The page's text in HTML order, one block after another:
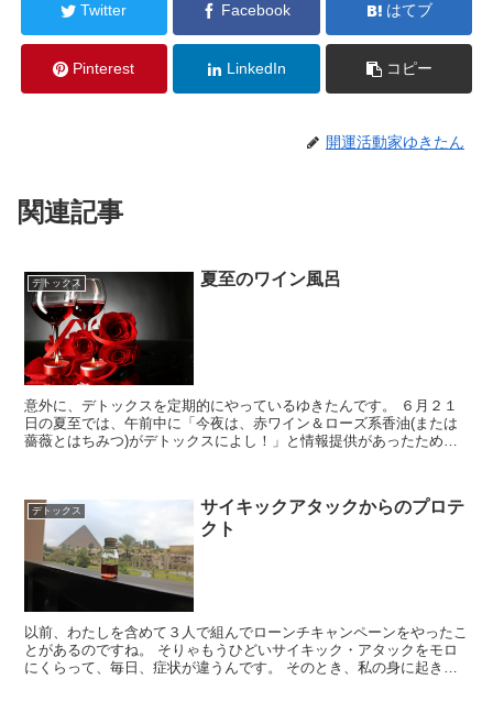
Twitter Facebook はてブ
Pinterest LinkedIn コピー
開運活動家ゆきたん
関連記事
デトックス 夏至のワイン風呂
意外に、デトックスを定期的にやっているゆきたんです。 ６月２１
日の夏至では、午前中に「今夜は、赤ワイン＆ローズ系香油(または
薔薇とはちみつ)がデトックスによし！」と情報提供があったため、
デトックス
サイキックアタックからのプロテ
クト
以前、わたしを含めて３人で組んでローンチキャンペーンをやったこ
とがあるのですね。 そりゃもうひどいサイキック・アタックをモロ
にくらって、毎日、症状が違うんです。 そのとき、私の身に起きた